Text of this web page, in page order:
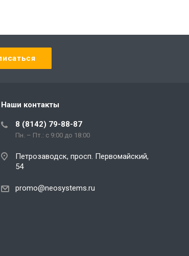
Наши контакты
8 (8142) 79-88-87
Пн. – Пт.: с 9:00 до 18:00
Петрозаводск, просп. Первомайский,
54
promo@neosystems.ru